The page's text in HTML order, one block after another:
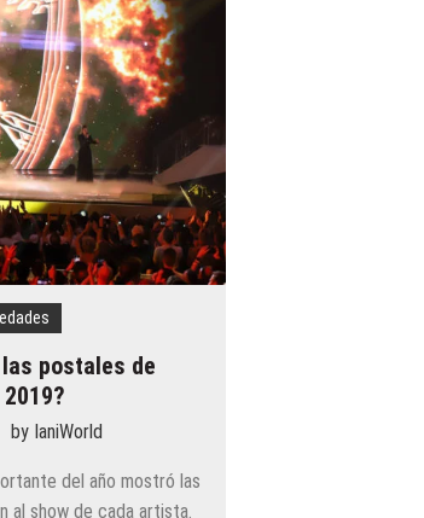
su base de Skopje y agrega nuevos destinos
2019: mucha montaña, homenaje a Eddy Merckx y
compiten por albergar la nueva planta industrial
rusas pueden caber en el territorio de Moscú
se trasladó al nuevo aeropuerto de Estambul
sus vuelos internacionales a la nueva terminal C1
postales de
by IaniWorld
del año mostró las
al show de cada artista.